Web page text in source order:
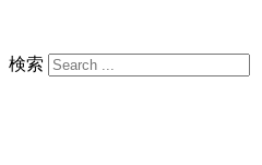
検索